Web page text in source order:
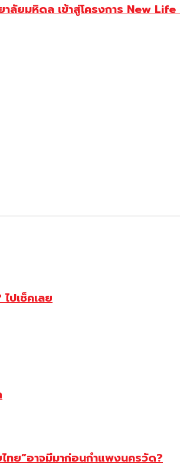
ลัยมหิดล เข้าสู่โครงการ New Life
ปเช็คเลย
ทย”อาจมีมาก่อนกำแพงนครวัด?